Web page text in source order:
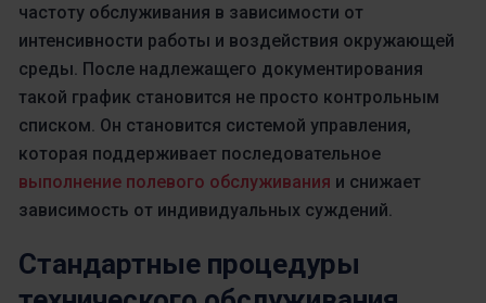
частоту обслуживания в зависимости от
интенсивности работы и воздействия окружающей
среды. После надлежащего документирования
такой график становится не просто контрольным
списком. Он становится системой управления,
которая поддерживает последовательное
выполнение полевого обслуживания и снижает
зависимость от индивидуальных суждений.
Стандартные процедуры